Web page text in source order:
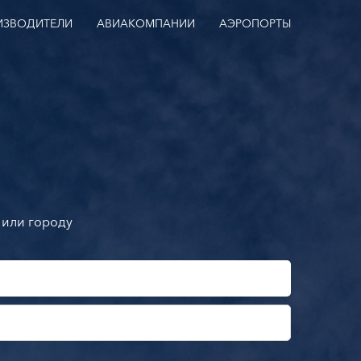
АВИАКОМПАНИИ АЭРОПОРТЫ
городу